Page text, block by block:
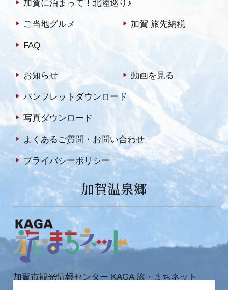
加賀に泊まって！北陸巡り♪
ご当地グルメ 加賀 旅先納税
FAQ
お知らせ 動画を見る
パンフレットダウンロード
写真ダウンロード
よくあるご質問・お問い合わせ
プライバシーポリシー
加賀温泉郷
加賀市観光情報センター KAGA 旅・まちネット